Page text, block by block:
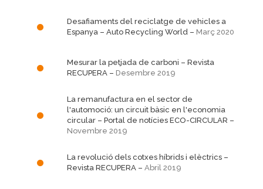
Desafiaments del reciclatge de vehicles a
Espanya – Auto Recycling World – Març 2020
Mesurar la petjada de carboni – Revista
RECUPERA – Desembre 2019
La remanufactura en el sector de
l'automoció: un circuit bàsic en l'economia
circular – Portal de notícies ECO-CIRCULAR –
Novembre 2019
La revolució dels cotxes híbrids i elèctrics –
Revista RECUPERA – Abril 2019